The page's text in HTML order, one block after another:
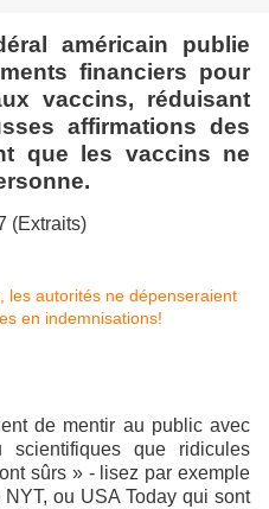
américain publie
financiers pour
vaccins, réduisant
affirmations des
que les vaccins ne
(Extraits)
de mentir au public avec
que ridicules
sûrs » - lisez par exemple
ou USA Today qui sont